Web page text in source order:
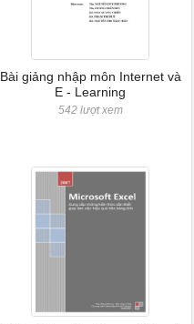
Bài giảng nhập môn Internet và
E - Learning
542 lượt xem